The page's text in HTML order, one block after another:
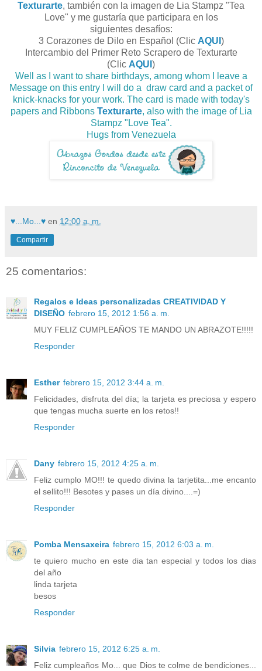
Texturarte, también con la imagen de Lia Stampz "Tea
Love" y me gustaría que participara en los
siguientes desafíos:
3 Corazones de Dilo en Español (Clic AQUI )
Intercambio del Primer Reto Scrapero de Texturarte
(Clic AQUI )
Well as I want to share birthdays, among whom I leave a
Message on this entry I will do a draw card and a packet of
knick-knacks for your work. The card is made with today's
papers and Ribbons Texturarte, also with the image of Lia
Stampz "Love Tea".
Hugs from Venezuela
♥...Mo...♥ en 12:00 a. m.
Compartir
25 comentarios:
Regalos e Ideas personalizadas CREATIVIDAD Y
DISEÑO febrero 15, 2012 1:56 a. m.
MUY FELIZ CUMPLEAÑOS TE MANDO UN ABRAZOTE!!!!!
Responder
Esther febrero 15, 2012 3:44 a. m.
Felicidades, disfruta del día; la tarjeta es preciosa y espero
que tengas mucha suerte en los retos!!
Responder
Dany febrero 15, 2012 4:25 a. m.
Feliz cumplo MO!!! te quedo divina la tarjetita...me encanto
el sellito!!! Besotes y pases un día divino....=)
Responder
Pomba Mensaxeira febrero 15, 2012 6:03 a. m.
te quiero mucho en este dia tan especial y todos los dias
del año
linda tarjeta
besos
Responder
Silvia febrero 15, 2012 6:25 a. m.
Feliz cumpleaños Mo... que Dios te colme de bendiciones...